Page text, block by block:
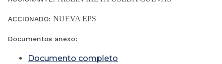
ACCIONADO: NUEVA EPS
Documentos anexo:
Documento completo